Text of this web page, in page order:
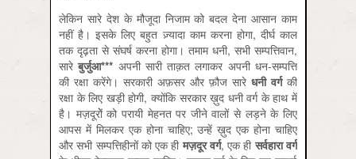
लेकिन सारे देश के मौजूदा निजाम को बदल देना आसान काम
नहीं है। इसके लिए बहुत ज़्यादा काम करना होगा, दीर्घ काल
तक दृढ़ता से संघर्ष करना होगा। तमाम धनी, सभी सम्पत्तिवान,
सारेबुर्जुआ*** अपनी सारी ताक़त लगाकर अपनी धन-सम्पत्ति
की रक्षा करेंगे। सरकारी अफ़सर और फ़ौज सारे धनी वर्गकी
रक्षा के लिए खड़ी होगी, क्योंकि सरकार ख़ुद धनी वर्ग के हाथ में
है। मज़दूरोें को परायी मेहनत पर जीने वालों से लड़ने के लिए
आपस में मिलकर एक होना चाहिए; उन्हें ख़ुद एक होना चाहिए
और सभी सम्पत्तिहीनों को एक हीमज़दूर वर्ग, एक हीसर्वहारा वर्ग